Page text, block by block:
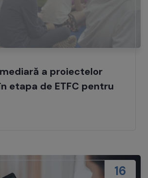
a proiectelor
etapa de ETFC pentru
16